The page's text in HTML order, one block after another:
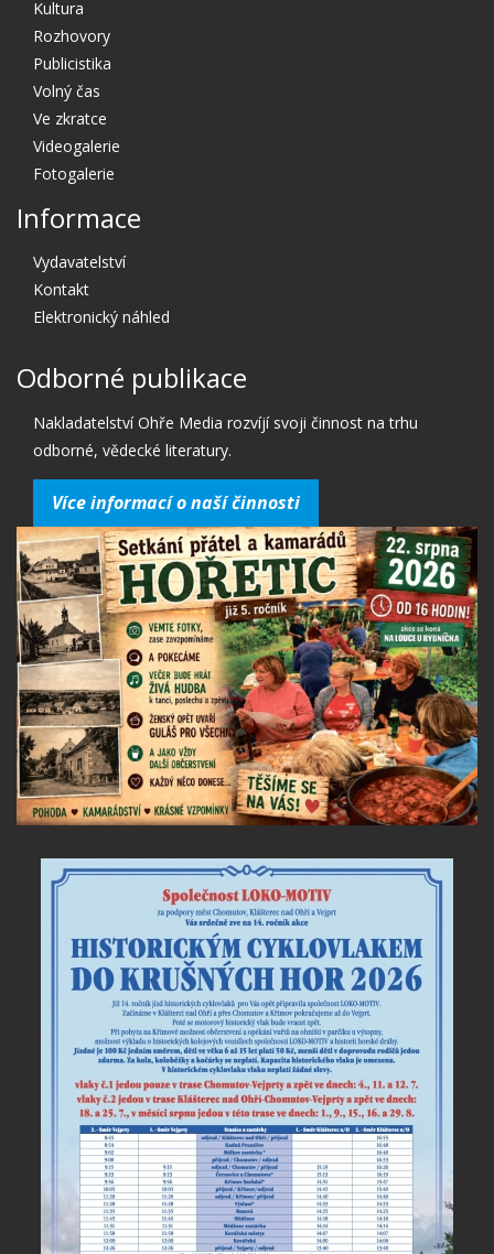
Kultura
Rozhovory
Publicistika
Volný čas
Ve zkratce
Videogalerie
Fotogalerie
Informace
Vydavatelství
Kontakt
Elektronický náhled
Odborné publikace
Nakladatelství Ohře Media rozvíjí svoji činnost na trhu
odborné, vědecké literatury.
Více informací o naší činnosti